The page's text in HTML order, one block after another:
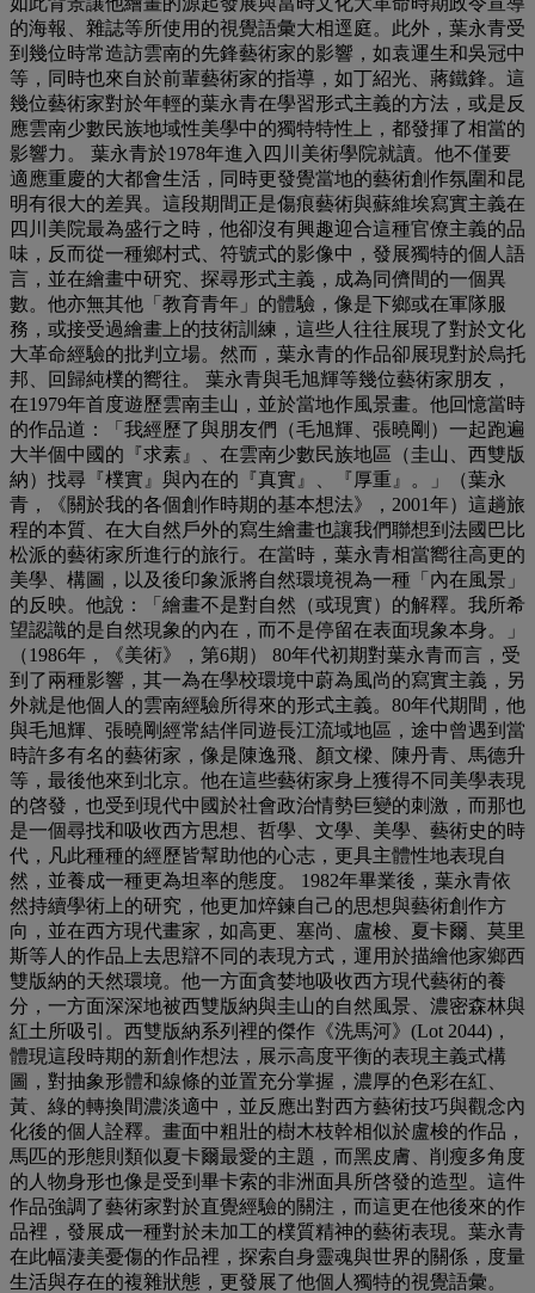
的海報、雜誌等所使用的視覺語彙大相逕庭。此外，葉永青受
到幾位時常造訪雲南的先鋒藝術家的影響，如袁運生和吳冠中
等，同時也來自於前輩藝術家的指導，如丁紹光、蔣鐵鋒。這
幾位藝術家對於年輕的葉永青在學習形式主義的方法，或是反
應雲南少數民族地域性美學中的獨特特性上，都發揮了相當的
影響力。 葉永青於1978年進入四川美術學院就讀。他不僅要
適應重慶的大都會生活，同時更發覺當地的藝術創作氛圍和昆
明有很大的差異。這段期間正是傷痕藝術與蘇維埃寫實主義在
四川美院最為盛行之時，他卻沒有興趣迎合這種官僚主義的品
味，反而從一種鄉村式、符號式的影像中，發展獨特的個人語
言，並在繪畫中研究、探尋形式主義，成為同儕間的一個異
數。他亦無其他「教育青年」的體驗，像是下鄉或在軍隊服
務，或接受過繪畫上的技術訓練，這些人往往展現了對於文化
大革命經驗的批判立場。然而，葉永青的作品卻展現對於烏托
邦、回歸純樸的嚮往。 葉永青與毛旭輝等幾位藝術家朋友，
在1979年首度遊歷雲南圭山，並於當地作風景畫。他回憶當時
的作品道：「我經歷了與朋友們（毛旭輝、張曉剛）一起跑遍
大半個中國的『求素』、在雲南少數民族地區（圭山、西雙版
納）找尋『樸實』與內在的『真實』、『厚重』。」（葉永
青，《關於我的各個創作時期的基本想法》，2001年）這趟旅
程的本質、在大自然戶外的寫生繪畫也讓我們聯想到法國巴比
松派的藝術家所進行的旅行。在當時，葉永青相當嚮往高更的
美學、構圖，以及後印象派將自然環境視為一種「內在風景」
的反映。他說：「繪畫不是對自然（或現實）的解釋。我所希
望認識的是自然現象的內在，而不是停留在表面現象本身。」
（1986年，《美術》，第6期） 80年代初期對葉永青而言，受
到了兩種影響，其一為在學校環境中蔚為風尚的寫實主義，另
外就是他個人的雲南經驗所得來的形式主義。80年代期間，他
與毛旭輝、張曉剛經常結伴同遊長江流域地區，途中曾遇到當
時許多有名的藝術家，像是陳逸飛、顏文樑、陳丹青、馬德升
等，最後他來到北京。他在這些藝術家身上獲得不同美學表現
的啓發，也受到現代中國於社會政治情勢巨變的刺激，而那也
是一個尋找和吸收西方思想、哲學、文學、美學、藝術史的時
代，凡此種種的經歷皆幫助他的心志，更具主體性地表現自
然，並養成一種更為坦率的態度。 1982年畢業後，葉永青依
然持續學術上的研究，他更加焠鍊自己的思想與藝術創作方
向，並在西方現代畫家，如高更、塞尚、盧梭、夏卡爾、莫里
斯等人的作品上去思辯不同的表現方式，運用於描繪他家鄉西
雙版納的天然環境。他一方面貪婪地吸收西方現代藝術的養
分，一方面深深地被西雙版納與圭山的自然風景、濃密森林與
紅土所吸引。西雙版納系列裡的傑作《洗馬河》(Lot 2044)，
體現這段時期的新創作想法，展示高度平衡的表現主義式構
圖，對抽象形體和線條的並置充分掌握，濃厚的色彩在紅、
黃、綠的轉換間濃淡適中，並反應出對西方藝術技巧與觀念內
化後的個人詮釋。畫面中粗壯的樹木枝幹相似於盧梭的作品，
馬匹的形態則類似夏卡爾最愛的主題，而黑皮膚、削瘦多角度
的人物身形也像是受到畢卡索的非洲面具所啓發的造型。這件
作品強調了藝術家對於直覺經驗的關注，而這更在他後來的作
品裡，發展成一種對於未加工的樸質精神的藝術表現。葉永青
在此幅淒美憂傷的作品裡，探索自身靈魂與世界的關係，度量
生活與存在的複雜狀態，更發展了他個人獨特的視覺語彙。